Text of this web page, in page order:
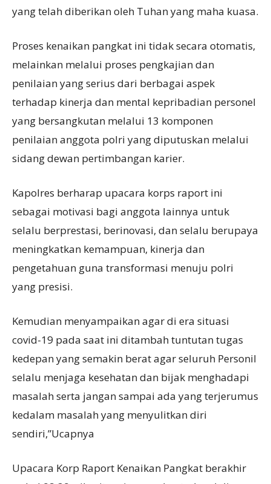
yang telah diberikan oleh Tuhan yang maha kuasa.
Proses kenaikan pangkat ini tidak secara otomatis,
melainkan melalui proses pengkajian dan
penilaian yang serius dari berbagai aspek
terhadap kinerja dan mental kepribadian personel
yang bersangkutan melalui 13 komponen
penilaian anggota polri yang diputuskan melalui
sidang dewan pertimbangan karier.
Kapolres berharap upacara korps raport ini
sebagai motivasi bagi anggota lainnya untuk
selalu berprestasi, berinovasi, dan selalu berupaya
meningkatkan kemampuan, kinerja dan
pengetahuan guna transformasi menuju polri
yang presisi.
Kemudian menyampaikan agar di era situasi
covid-19 pada saat ini ditambah tuntutan tugas
kedepan yang semakin berat agar seluruh Personil
selalu menjaga kesehatan dan bijak menghadapi
masalah serta jangan sampai ada yang terjerumus
kedalam masalah yang menyulitkan diri
sendiri,”Ucapnya
Upacara Korp Raport Kenaikan Pangkat berakhir